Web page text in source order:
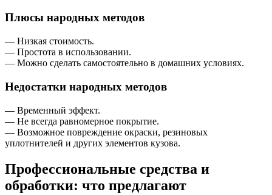
Плюсы народных методов
— Низкая стоимость.
— Простота в использовании.
— Можно сделать самостоятельно в домашних условиях.
Недостатки народных методов
— Временный эффект.
— Не всегда равномерное покрытие.
— Возможное повреждение окраски, резиновых
уплотнителей и других элементов кузова.
Профессиональные средства и
обработки: что предлагают